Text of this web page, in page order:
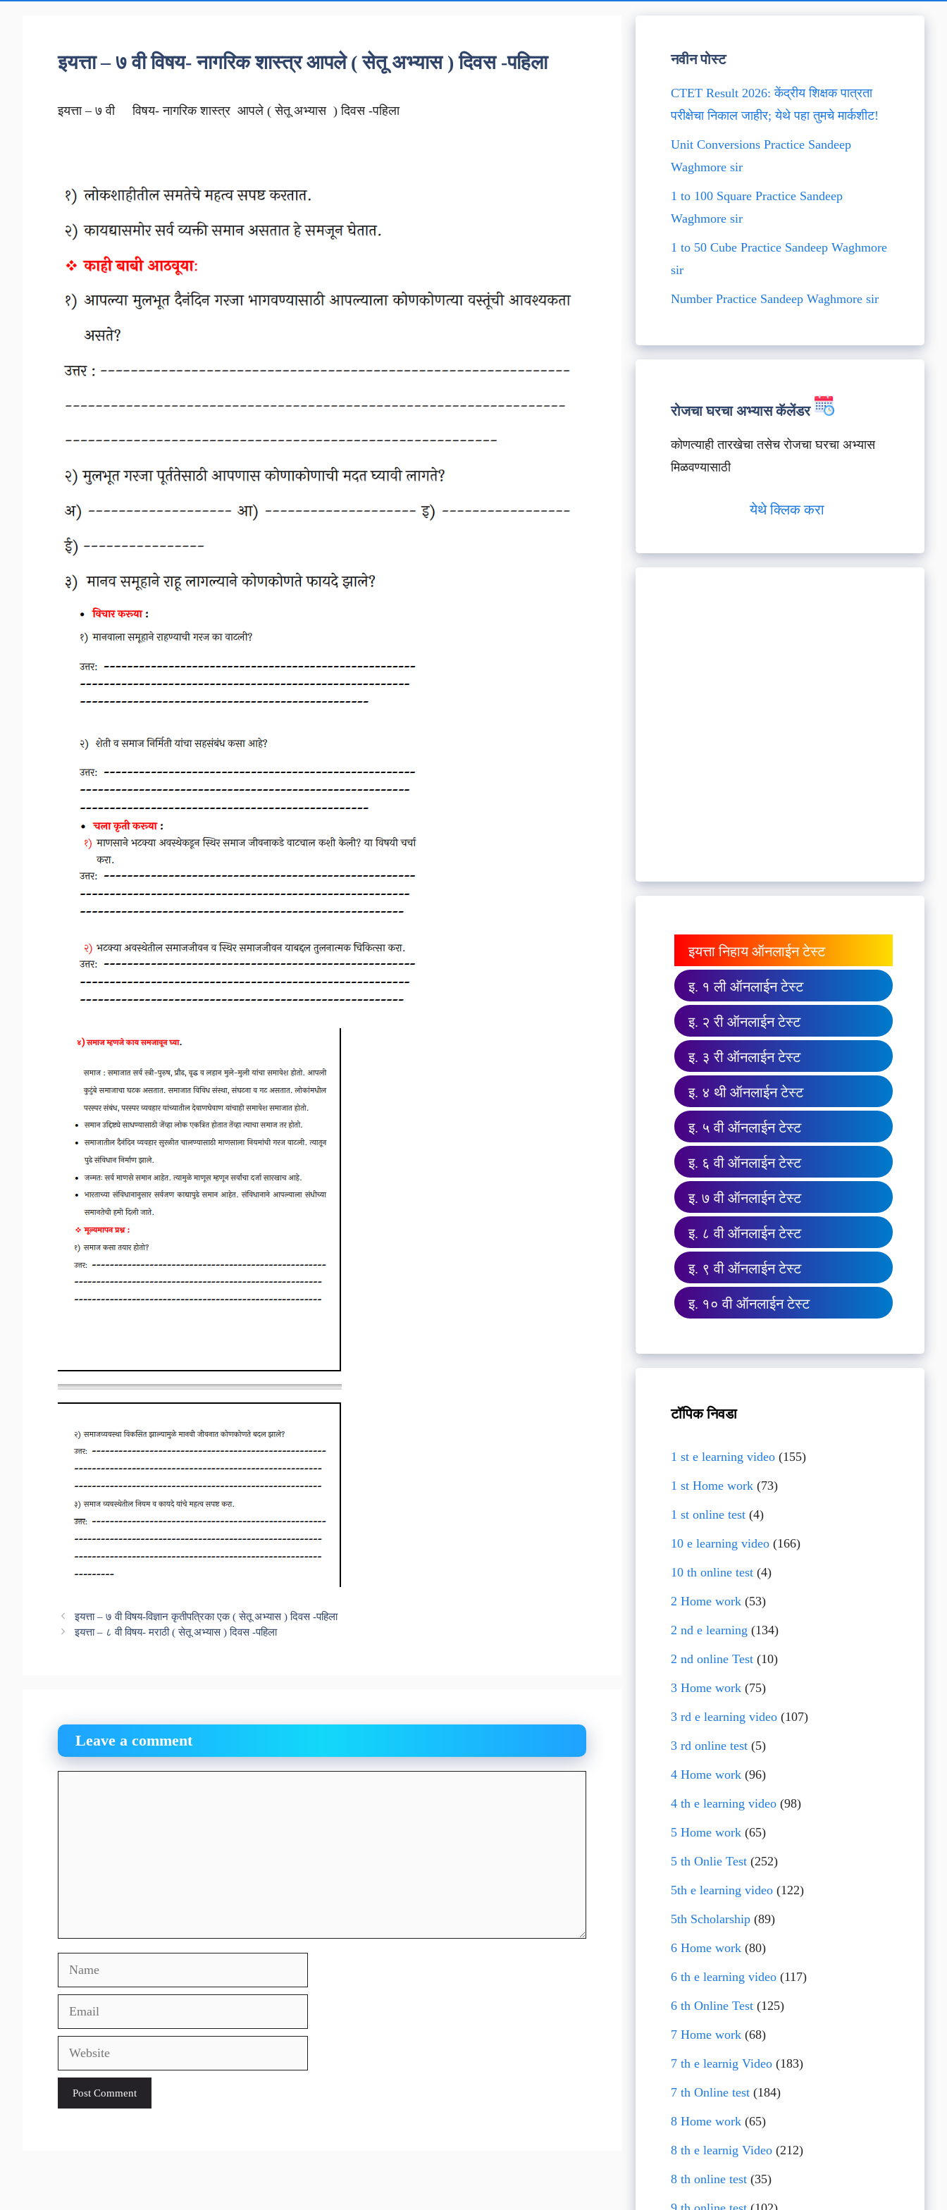
इयत्ता – ७ वी विषय- नागरिक शास्त्र आपले ( सेतू अभ्यास ) दिवस -पहिला
इयत्ता – ७ वी विषय- नागरिक शास्त्र आपले ( सेतू अभ्यास ) दिवस -पहिला
इयत्ता – ७ वी विषय-विज्ञान कृतीपत्रिका एक ( सेतू अभ्यास ) दिवस -पहिला
इयत्ता – ८ वी विषय- मराठी ( सेतू अभ्यास ) दिवस -पहिला
Leave a comment
Name
Email
Website
नवीन पोस्ट
CTET Result 2026: केंद्रीय शिक्षक पात्रता
परीक्षेचा निकाल जाहीर; येथे पहा तुमचे मार्कशीट!
Unit Conversions Practice Sandeep
Waghmore sir
1 to 100 Square Practice Sandeep
Waghmore sir
1 to 50 Cube Practice Sandeep Waghmore
sir
Number Practice Sandeep Waghmore sir
रोजचा घरचा अभ्यास कॅलेंडर
कोणत्याही तारखेचा तसेच रोजचा घरचा अभ्यास
मिळवण्यासाठी
येथे क्लिक करा
इयत्ता निहाय ऑनलाईन टेस्ट
इ. १ ली ऑनलाईन टेस्ट
इ. २ री ऑनलाईन टेस्ट
इ. ३ री ऑनलाईन टेस्ट
इ. ४ थी ऑनलाईन टेस्ट
इ. ५ वी ऑनलाईन टेस्ट
इ. ६ वी ऑनलाईन टेस्ट
इ. ७ वी ऑनलाईन टेस्ट
इ. ८ वी ऑनलाईन टेस्ट
इ. ९ वी ऑनलाईन टेस्ट
इ. १० वी ऑनलाईन टेस्ट
टॉपिक निवडा
1 st e learning video(155)
1 st Home work(73)
1 st online test(4)
10 e learning video(166)
10 th online test(4)
2 Home work(53)
2 nd e learning (134)
2 nd online Test(10)
3 Home work(75)
3 rd e learning video(107)
3 rd online test(5)
4 Home work(96)
4 th e learning video(98)
5 Home work(65)
5 th Onlie Test(252)
5th e learning video(122)
5th Scholarship(89)
6 Home work(80)
6 th e learning video(117)
6 th Online Test(125)
7 Home work(68)
7 th e learnig Video(183)
7 th Online test(184)
8 Home work(65)
8 th e learnig Video(212)
8 th online test(35)